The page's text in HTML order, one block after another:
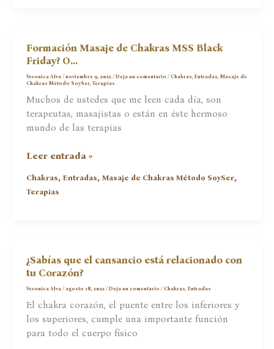
pies?
Formación Masaje de Chakras MSS Black
Friday? O…
Veronica Alva/noviembre 9, 2022/Deja un comentario /Chakras ,Entradas ,Masaje de
Chakras Método SoySer ,Terapias
Muchos de ustedes que me leen cada día, son
terapeutas, masajistas o están en éste hermoso
mundo de las terapias
Formación
de
Chakras
Leer entrada »
Chakras,Entradas,Masaje de Chakras Método SoySer,
Terapias
¿Sabías que el cansancio está relacionado con
tu Corazón?
Veronica Alva/ agosto 18, 2022/Deja un comentario /Chakras,Entradas
El chakra corazón, el puente entre los inferiores y
los superiores, cumple una importante función
para todo el cuerpo físico